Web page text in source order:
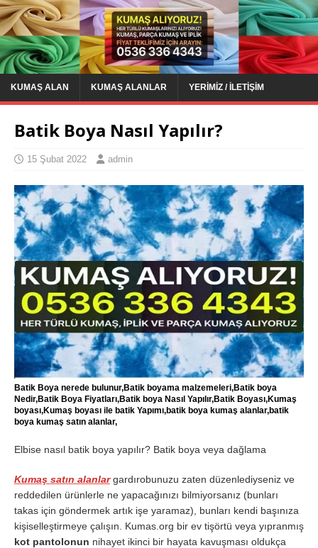
KUMAŞ ALAN KUMAŞ ALANLAR YERIMIZ / İLETIŞIM
Batik Boya Nasıl Yapılır?
15 Şubat 2022 admin
Batik Boya nerede bulunur,Batik boyama malzemeleri,Batik boya
Nedir,Batik Boya Fiyatları,Batik boya Nasıl Yapılır,Batik Boyası,Kumaş
boyası,Kumaş boyası ile batik Yapımı,batik boya kumaş alanlar,batik
boya kumaş satın alanlar,
Elbise nasıl batik boya yapılır? Batik boya veya dağlama
Kumaş satın alanlargardırobunuzu zaten düzenlediyseniz ve
reddedilen ürünlerle ne yapacağınızı bilmiyorsanız (bunları
takas için göndermek artık işe yaramaz), bunları kendi başınıza
kişiselleştirmeye çalışın. Kumas.org bir ev tişörtü veya yıpranmış
kot pantolonun nihayet ikinci bir hayata kavuşması oldukça